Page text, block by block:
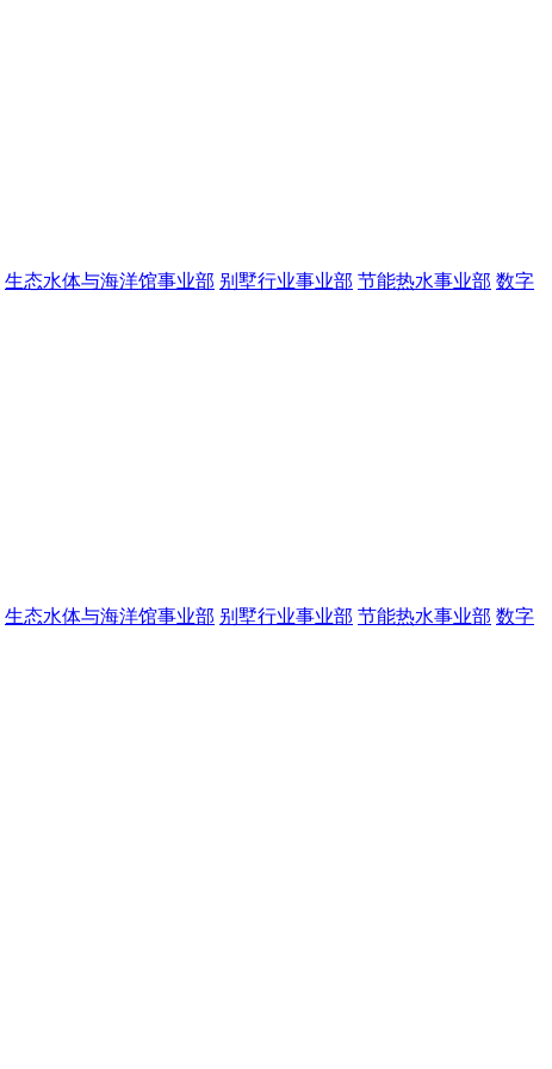
生态水体与海洋馆事业部 别墅行业事业部 节能热水事业部 数字
生态水体与海洋馆事业部 别墅行业事业部 节能热水事业部 数字